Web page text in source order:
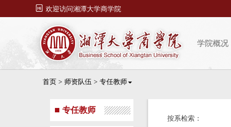
 欢迎访问湘潭大学商学院
学院概况
首页 > 师资队伍 > 专任教师
专任教师
按系检索：